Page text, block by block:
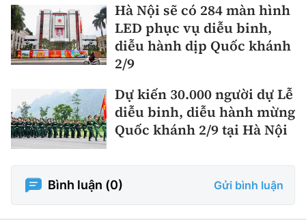
Hà Nội sẽ có 284 màn hình
LED phục vụ diễu binh,
diễu hành dịp Quốc khánh
2/9
Dự kiến 30.000 người dự Lễ
diễu binh, diễu hành mừng
Quốc khánh 2/9 tại Hà Nội
Bình luận (0) Gửi bình luận